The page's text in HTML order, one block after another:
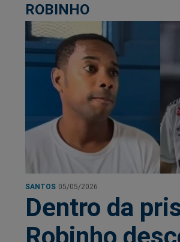
ROBINHO
SANTOS 05/05/2026
Dentro da